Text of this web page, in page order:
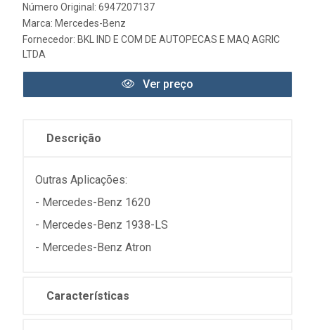
Número Original: 6947207137
Marca: Mercedes-Benz
Fornecedor: BKL IND E COM DE AUTOPECAS E MAQ AGRIC
LTDA
Ver preço
Descrição
Outras Aplicações:
- Mercedes-Benz 1620
- Mercedes-Benz 1938-LS
- Mercedes-Benz Atron
Características